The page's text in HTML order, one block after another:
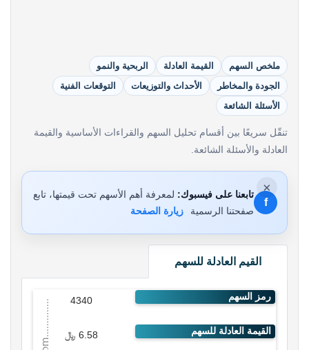
ملخص السهم القيمة العادلة
الربحية والنمو
الجودة والمخاطر
الأحداث والتوزيعات
التوقعات الفنية
الأسئلة الشائعة
تنقّل سريعًا بين أقسام تحليل السهم والقراءات الأساسية والقيمة
العادلة والأسئلة الشائعة.
×
f
تابعنا على فيسبوك: لمعرفة أهم الأسهم تحت قيمتها، تابع
صفحتنا الرسمية
زيارة الصفحة
القيم العادلة للسهم
4340
6.58 ﷼